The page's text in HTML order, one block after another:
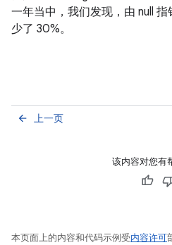
一年当中，我们发现，由 null
少了 30%。
上一页
arrow_back
该内容对您有
本页面上的内容和代码示例受内容许可